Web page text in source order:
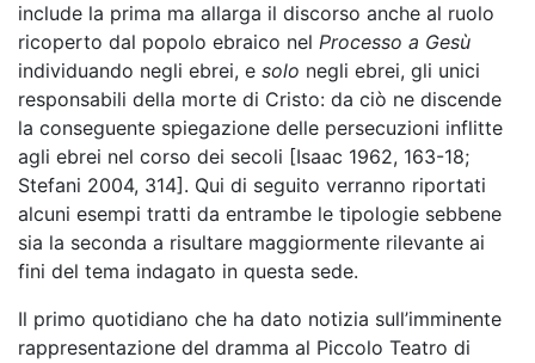
include la prima ma allarga il discorso anche al ruolo
ricoperto dal popolo ebraico nel Processo a Gesù
individuando negli ebrei, e solo negli ebrei, gli unici
responsabili della morte di Cristo: da ciò ne discende
la conseguente spiegazione delle persecuzioni inflitte
agli ebrei nel corso dei secoli [Isaac 1962, 163-18;
Stefani 2004, 314]. Qui di seguito verranno riportati
alcuni esempi tratti da entrambe le tipologie sebbene
sia la seconda a risultare maggiormente rilevante ai
fini del tema indagato in questa sede.
Il primo quotidiano che ha dato notizia sull’imminente
rappresentazione del dramma al Piccolo Teatro di